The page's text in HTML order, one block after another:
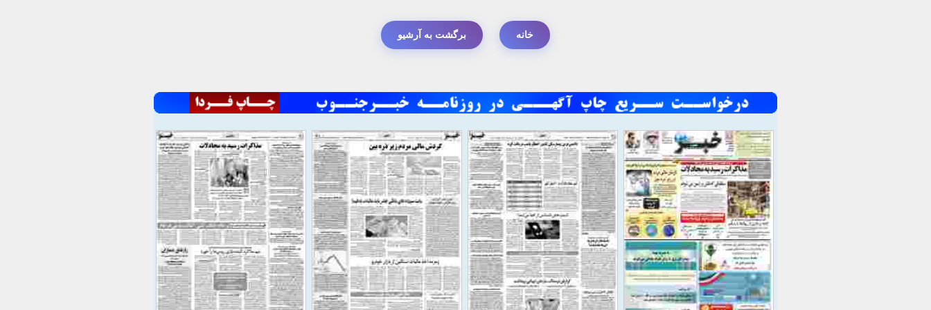
خانه برگشت به آرشیو